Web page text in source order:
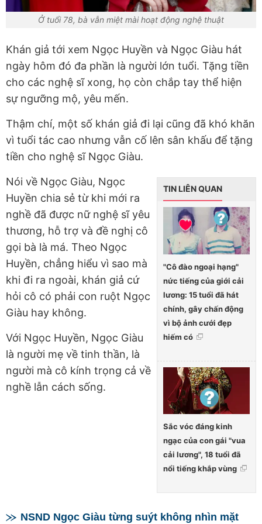
Ở tuổi 78, bà vẫn miệt mài hoạt động nghệ thuật
Khán giả tới xem Ngọc Huyền và Ngọc Giàu hát
ngày hôm đó đa phần là người lớn tuổi. Tặng tiền
cho các nghệ sĩ xong, họ còn chắp tay thể hiện
sự ngưỡng mộ, yêu mến.
Thậm chí, một số khán giả đi lại cũng đã khó khăn
vì tuổi tác cao nhưng vẫn cố lên sân khấu để tặng
tiền cho nghệ sĩ Ngọc Giàu.
TIN LIÊN QUAN
"Cô đào ngoại hạng"
nức tiếng của giới cải
lương: 15 tuổi đã hát
chính, gây chấn động
vì bộ ảnh cưới đẹp
hiếm có
Sắc vóc đáng kinh
ngạc của con gái "vua
cải lương", 18 tuổi đã
nổi tiếng khắp vùng
Nói về Ngọc Giàu, Ngọc
Huyền chia sẻ từ khi mới ra
nghề đã được nữ nghệ sĩ yêu
thương, hỗ trợ và đề nghị cô
gọi bà là má. Theo Ngọc
Huyền, chẳng hiểu vì sao mà
khi đi ra ngoài, khán giả cứ
hỏi cô có phải con ruột Ngọc
Giàu hay không.
Với Ngọc Huyền, Ngọc Giàu
là người mẹ về tinh thần, là
người mà cô kính trọng cả về
nghề lẫn cách sống.
NSND Ngọc Giàu từng suýt không nhìn mặt